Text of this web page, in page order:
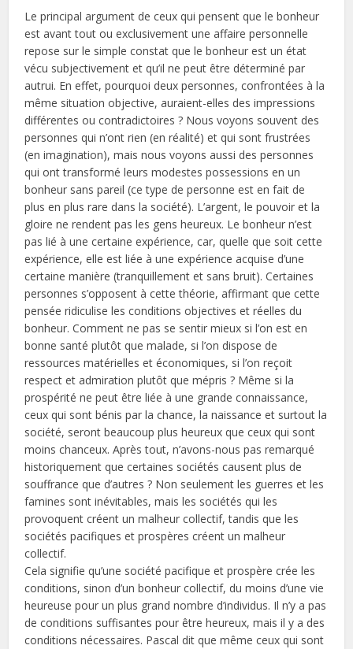
Le principal argument de ceux qui pensent que le bonheur
est avant tout ou exclusivement une affaire personnelle
repose sur le simple constat que le bonheur est un état
vécu subjectivement et qu’il ne peut être déterminé par
autrui. En effet, pourquoi deux personnes, confrontées à la
même situation objective, auraient-elles des impressions
différentes ou contradictoires ? Nous voyons souvent des
personnes qui n’ont rien (en réalité) et qui sont frustrées
(en imagination), mais nous voyons aussi des personnes
qui ont transformé leurs modestes possessions en un
bonheur sans pareil (ce type de personne est en fait de
plus en plus rare dans la société). L’argent, le pouvoir et la
gloire ne rendent pas les gens heureux. Le bonheur n’est
pas lié à une certaine expérience, car, quelle que soit cette
expérience, elle est liée à une expérience acquise d’une
certaine manière (tranquillement et sans bruit). Certaines
personnes s’opposent à cette théorie, affirmant que cette
pensée ridiculise les conditions objectives et réelles du
bonheur. Comment ne pas se sentir mieux si l’on est en
bonne santé plutôt que malade, si l’on dispose de
ressources matérielles et économiques, si l’on reçoit
respect et admiration plutôt que mépris ? Même si la
prospérité ne peut être liée à une grande connaissance,
ceux qui sont bénis par la chance, la naissance et surtout la
société, seront beaucoup plus heureux que ceux qui sont
moins chanceux. Après tout, n’avons-nous pas remarqué
historiquement que certaines sociétés causent plus de
souffrance que d’autres ? Non seulement les guerres et les
famines sont inévitables, mais les sociétés qui les
provoquent créent un malheur collectif, tandis que les
sociétés pacifiques et prospères créent un malheur
collectif.
Cela signifie qu’une société pacifique et prospère crée les
conditions, sinon d’un bonheur collectif, du moins d’une vie
heureuse pour un plus grand nombre d’individus. Il n’y a pas
de conditions suffisantes pour être heureux, mais il y a des
conditions nécessaires. Pascal dit que même ceux qui sont